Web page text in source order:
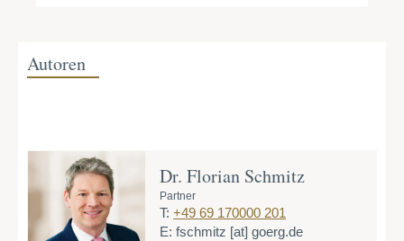
Autoren
Dr. Florian Schmitz
Partner
T: +49 69 170000 201
E: fschmitz [at] goerg.de